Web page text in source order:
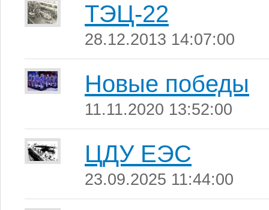
ТЭЦ-22
28.12.2013 14:07:00
Новые победы
11.11.2020 13:52:00
ЦДУ ЕЭС
23.09.2025 11:44:00